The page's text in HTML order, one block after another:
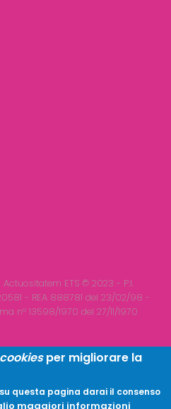
ETS © 2023 - P.I.
- REA 888781 del 23/02/98 -
n° 13598/1970 del 27/11/1970
| All Rights Reserved
cookiesper migliorare la
questa pagina darai il consenso
maggiori informazioni